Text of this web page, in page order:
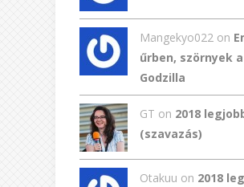
Mangekyo022 on
űrben, szörnyek
Godzilla
GT on 2018
(szavazás)
Otakuu on 2018